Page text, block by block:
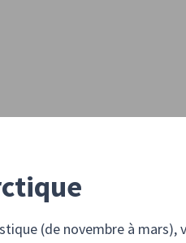
(de novembre à mars),